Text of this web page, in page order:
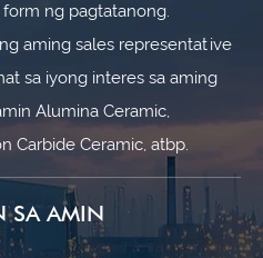
ng pagtatanong.
aming sales representative
sa iyong interes sa aming
Alumina Ceramic,
Carbide Ceramic, atbp.
SA AMIN